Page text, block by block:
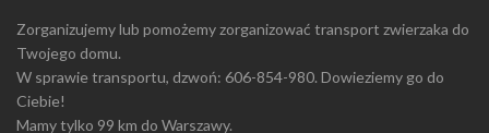
Zorganizujemy lub pomożemy zorganizować transport zwierzaka do
Twojego domu.
W sprawie transportu, dzwoń: 606-854-980. Dowieziemy go do
Ciebie!
Mamy tylko 99 km do Warszawy.